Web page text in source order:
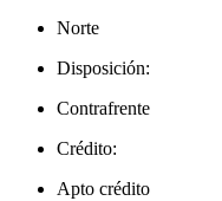
Norte
Disposición:
Contrafrente
Crédito:
Apto crédito